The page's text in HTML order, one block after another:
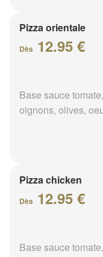
Pizza orientale
Dès 12.95 €
Base sauce
oignons, olives,
Pizza chicken
Dès 12.95 €
Base sauce